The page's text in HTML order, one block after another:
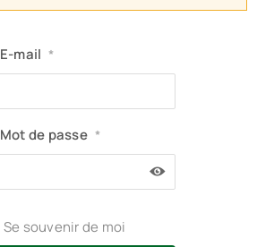
E-mail *
Mot de passe *
Se souvenir de moi